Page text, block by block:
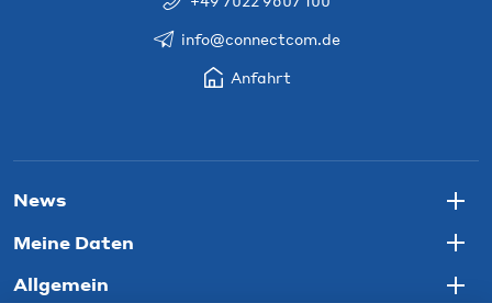
info@connectcom.de
Anfahrt
News
Meine Daten
Allgemein